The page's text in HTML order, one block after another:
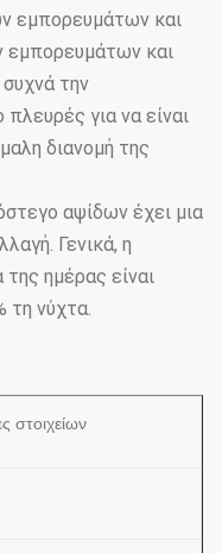
εμπορευμάτων και
εμπορευμάτων και
την
για να είναι
διανομή της
αψίδων έχει μια
Γενικά, η
της ημέρας είναι
τη νύχτα.
στοιχείων